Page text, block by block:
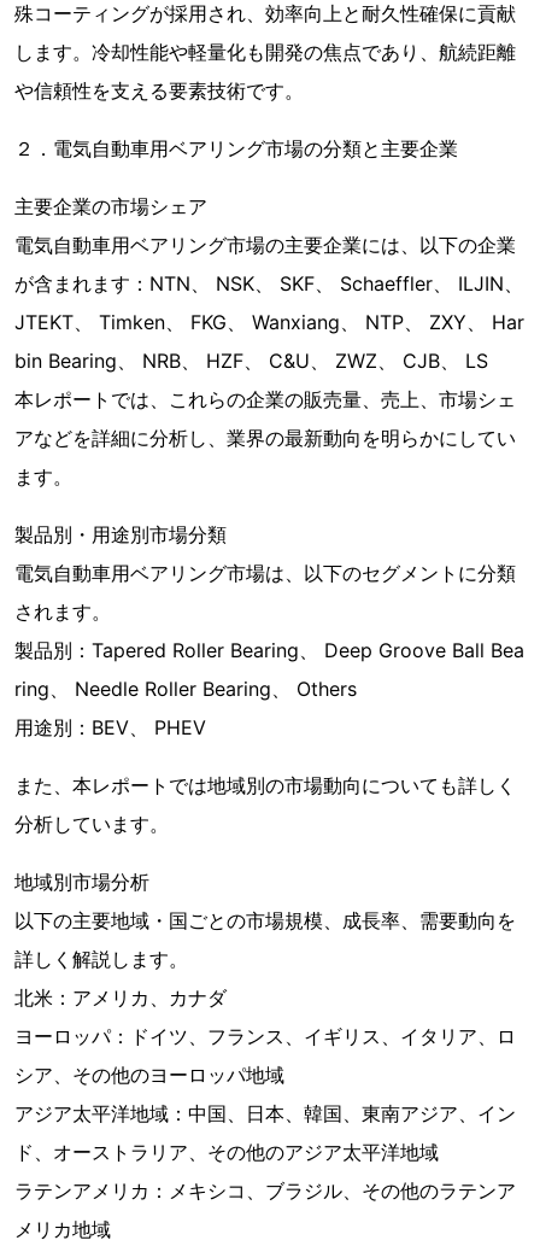
殊コーティングが採用され、効率向上と耐久性確保に貢献
します。冷却性能や軽量化も開発の焦点であり、航続距離
や信頼性を支える要素技術です。
２．電気自動車用ベアリング市場の分類と主要企業
主要企業の市場シェア
電気自動車用ベアリング市場の主要企業には、以下の企業
が含まれます：NTN、 NSK、 SKF、 Schaeffler、 ILJIN、
JTEKT、 Timken、 FKG、 Wanxiang、 NTP、 ZXY、 Har
bin Bearing、 NRB、 HZF、 C&U、 ZWZ、 CJB、 LS
本レポートでは、これらの企業の販売量、売上、市場シェ
アなどを詳細に分析し、業界の最新動向を明らかにしてい
ます。
製品別・用途別市場分類
電気自動車用ベアリング市場は、以下のセグメントに分類
されます。
製品別：Tapered Roller Bearing、 Deep Groove Ball Bea
ring、 Needle Roller Bearing、 Others
用途別：BEV、 PHEV
また、本レポートでは地域別の市場動向についても詳しく
分析しています。
地域別市場分析
以下の主要地域・国ごとの市場規模、成長率、需要動向を
詳しく解説します。
北米：アメリカ、カナダ
ヨーロッパ：ドイツ、フランス、イギリス、イタリア、ロ
シア、その他のヨーロッパ地域
アジア太平洋地域：中国、日本、韓国、東南アジア、イン
ド、オーストラリア、その他のアジア太平洋地域
ラテンアメリカ：メキシコ、ブラジル、その他のラテンア
メリカ地域